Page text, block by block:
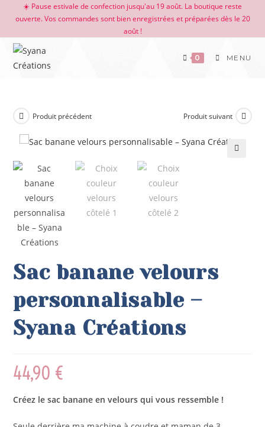
☀️ Pause estivale de confection jusqu'au 19 août. La boutique reste
ouverte. Vos commandes sont bien enregistrées et préparées dès le 20
août !
0 MENU
Produit précédent Produit suivant
Sac banane velours
personnalisable –
Syana Créations
44,90 €
Créez le sac banane en velours qui vous ressemble !